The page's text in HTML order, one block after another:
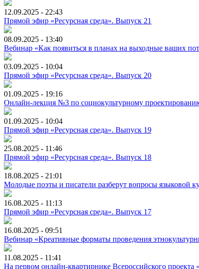
12.09.2025 - 22:43
Прямой эфир «Ресурсная среда». Выпуск 21
08.09.2025 - 13:40
Вебинар «Как появиться в планах на выходные ваших
03.09.2025 - 10:04
Прямой эфир «Ресурсная среда». Выпуск 20
01.09.2025 - 19:16
Онлайн-лекция №3 по социокультурному
01.09.2025 - 10:04
Прямой эфир «Ресурсная среда». Выпуск 19
25.08.2025 - 11:46
Прямой эфир «Ресурсная среда». Выпуск 18
18.08.2025 - 21:01
Молодые поэты и писатели разберут вопросы языковой
16.08.2025 - 11:13
Прямой эфир «Ресурсная среда». Выпуск 17
16.08.2025 - 09:51
Вебинар «Креативные форматы проведения
11.08.2025 - 11:41
На первом онлайн-квартирнике Всероссийского проекта